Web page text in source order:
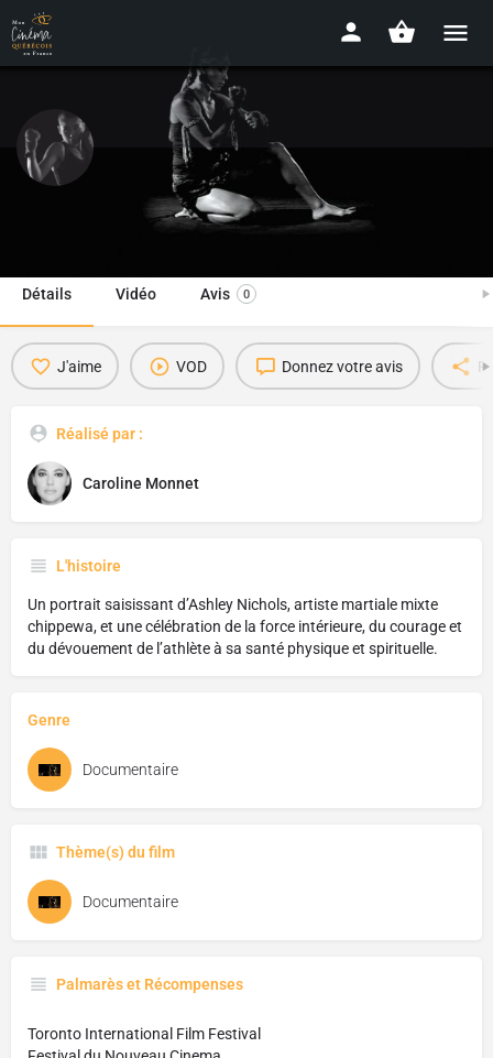
Emptying the Tank
Détails Vidéo Avis 0
J'aime VOD Donnez votre avis
Réalisé par :
Caroline Monnet
L'histoire
Un portrait saisissant d’Ashley Nichols, artiste martiale mixte
chippewa, et une célébration de la force intérieure, du courage et
du dévouement de l’athlète à sa santé physique et spirituelle.
Genre
Documentaire
Thème(s) du film
Documentaire
Palmarès et Récompenses
Toronto International Film Festival